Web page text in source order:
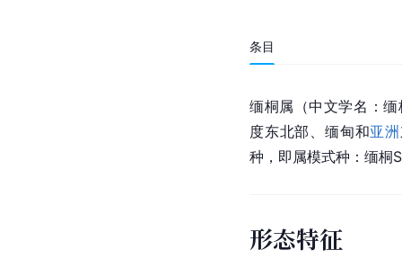
条目
缅桐属（中文学名：
度东北部、缅甸和亚洲
种，即属模式种：缅
形态特征